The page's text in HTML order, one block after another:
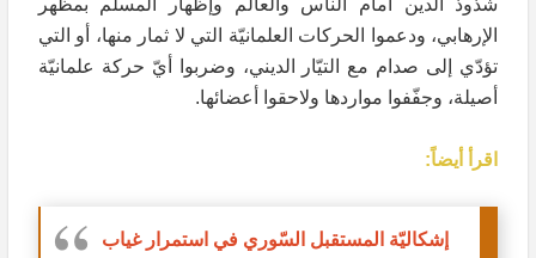
الإرهابي، ودعموا الحركات العلمانيّة التي لا ثمار منها، أو التي
تؤدّي إلى صدام مع التيّار الديني، وضربوا أيّ حركة علمانيّة
أصيلة، وجفّفوا مواردها ولاحقوا أعضائها.
اقرأ أيضاً:
إشكاليّة المستقبل السّوري في استمرار غياب